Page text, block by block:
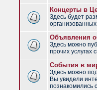
Концерты в
Здесь будет
Объявления
Здесь можно
прочих услугах
События в
Здесь можно
Вы увидели
познакомились